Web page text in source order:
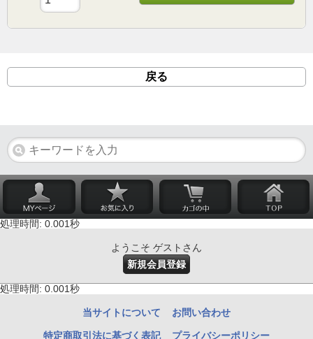
戻る
処理時間: 0.001秒
ようこそ ゲストさん
新規会員登録
処理時間: 0.001秒
当サイトについて お問い合わせ
特定商取引法に基づく表記 プライバシーポリシー